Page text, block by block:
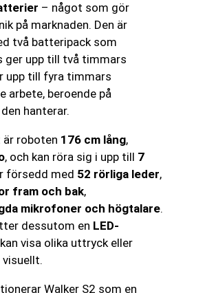
– något som gör
på marknaden. Den är
två batteripack som
ger upp till två timmars
upp till fyra timmars
arbete, beroende på
hanterar.
roboten 176 cm lång,
, och kan röra sig i upp till 7
försedd med 52 rörliga leder,
fram och bak,
mikrofoner och högtalare.
dessutom en LED-
visa olika uttryck eller
Walker S2 som en